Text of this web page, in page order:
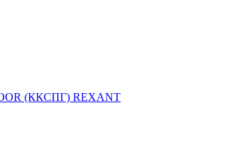
(ККСПГ) REXANT